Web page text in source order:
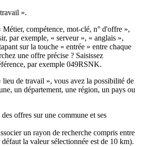
».
Métier, compétence, mot-clé, n° d'offre »,
par exemple, « serveur », « anglais »,
sur la touche « entrée » entre chaque
une offre précise ? Saisissez
par exemple 049RSNK.
lieu de travail », vous avez la possibilité de
un département, une région, un pays ou
offres sur une commune et ses
un rayon de recherche compris entre
la valeur sélectionnée est de 10 km).